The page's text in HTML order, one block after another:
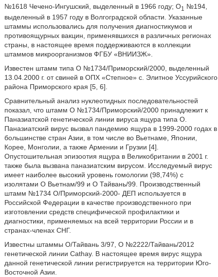
№1618 Чечено-Ингушский, выделенный в 1966 году; O1
№194,
выделенный в 1957 году в Волгоградской области. Указанные
штаммы использовались для получения диагностикумов и
противоящурных вакцин, применявшихся в различных регионах
страны, в настоящее время поддерживаются в коллекции
штаммов микроорганизмов ФГБУ «ВНИИЗЖ».
Известен штамм типа О №1734/Приморский/2000, выделенный
13.04.2000 г. от свиней в ОПХ «Степное» с. Элитное Уссурийского
района Приморского края [5, 6].
Сравнительный анализ нуклеотидных последовательностей
показал, что штамм О №1734/Приморский/2000 принадлежит к
Паназиатской генетической линии вируса ящура типа О.
Паназиатский вирус вызвал пандемию ящура в 1999-2000 годах в
большинстве стран Азии, в том числе во Вьетнаме, Японии,
Корее, Монголии, а также Армении и Грузии [4].
Опустошительная эпизоотия ящура в Великобритании в 2001 г.
также была вызвана паназиатским вирусом. Исследуемый вирус
имеет наиболее высокий уровень гомологии (98,74%) с
изолятами О Вьетнам/99 и О Тайвань/99. Производственный
штамм №1734 О/Приморский-2000- ДЕП используется в
Российской Федерации в качестве производственного при
изготовлении средств специфической профилактики и
диагностики, применяемых на всей территории России и в
странах-членах СНГ.
Известны штаммы О/Тайвань 3/97, О №2222/Тайвань/2012
генетической линии Cathay. В настоящее время вирус ящура
данной генетической линии регистрируется на территории Юго-
Восточной Азии.